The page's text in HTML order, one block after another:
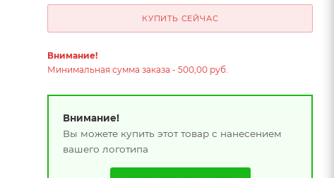
КУПИТЬ СЕЙЧАС
Внимание!
Минимальная сумма заказа - 500,00 руб.
Внимание!
Вы можете купить этот товар с нанесением
вашего логотипа